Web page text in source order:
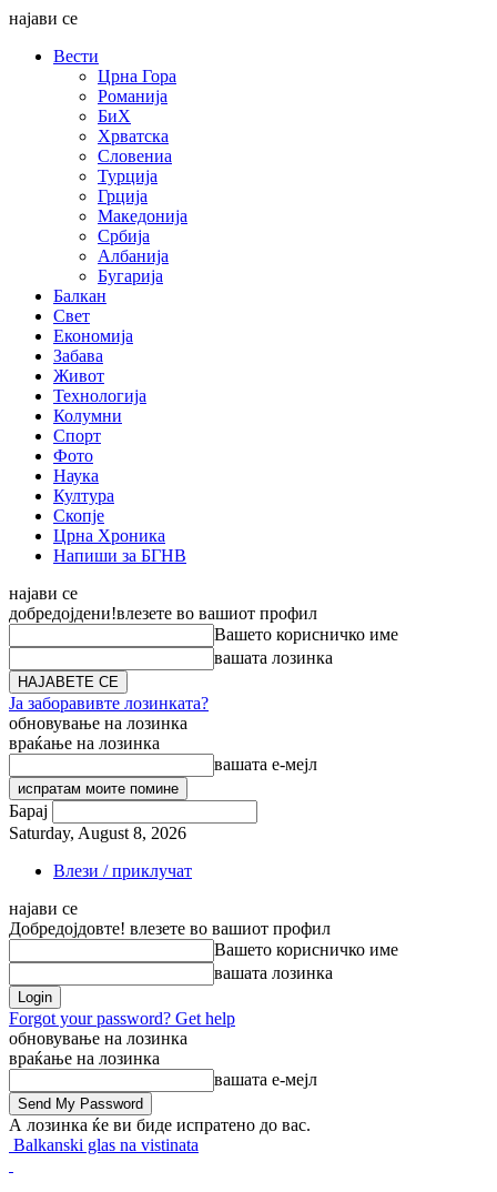
најави се
Вести
Црна Гора
Романија
БиХ
Хрватска
Словениа
Турција
Грција
Македонија
Србија
Албанија
Бугарија
Балкан
Свет
Економија
Забава
Живот
Технологија
Колумни
Спорт
Фото
Наука
Култура
Скопје
Црна Хроника
Напиши за БГНВ
најави се
добредојдени!влезете во вашиот профил
Вашето корисничко име
вашата лозинка
Ја заборавивте лозинката?
обновување на лозинка
враќање на лозинка
вашата е-мејл
Барај
Saturday, August 8, 2026
Влези / приклучат
најави се
Добредојдовте! влезете во вашиот профил
Вашето корисничко име
вашата лозинка
Forgot your password? Get help
обновување на лозинка
враќање на лозинка
вашата е-мејл
А лозинка ќе ви биде испратено до вас.
Balkanski glas na vistinata